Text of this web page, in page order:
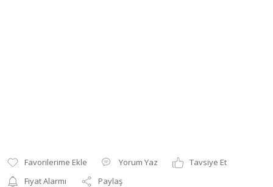
Yorum Yaz
Tavsiye Et
Fiyat Alarmı
Paylaş